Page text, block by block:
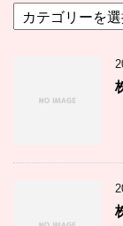
テ